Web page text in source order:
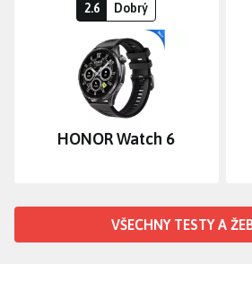
2.6 Dobrý
HONOR Watch 6
VŠECHNY TESTY A